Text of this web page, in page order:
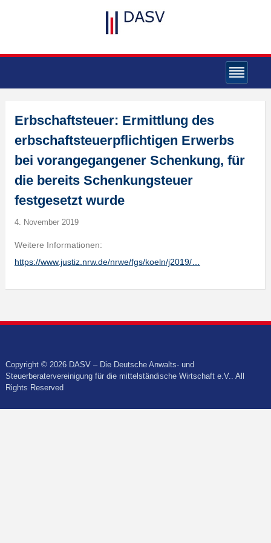
Erbschaftsteuer: Ermittlung des
erbschaftsteuerpflichtigen Erwerbs
bei vorangegangener Schenkung, für
die bereits Schenkungsteuer
festgesetzt wurde
4. November 2019
Weitere Informationen:
https://www.justiz.nrw.de/nrwe/fgs/koeln/j2019/…
Copyright © 2026 DASV – Die Deutsche Anwalts- und
Steuerberatervereinigung für die mittelständische Wirtschaft e.V.. All
Rights Reserved